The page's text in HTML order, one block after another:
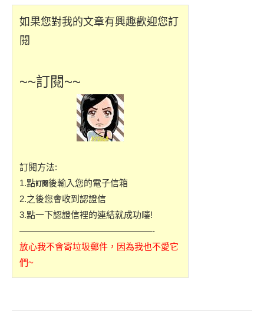
如果您對我的文章有興趣歡迎您訂
閱
~~訂閱~~
訂閱方法:
1.點訂閱後輸入您的電子信箱
2.之後您會收到認證信
3.點一下認證信裡的連結就成功嘍!
———————————————-
放心我不會寄垃圾郵件，因為我也不愛它
們~